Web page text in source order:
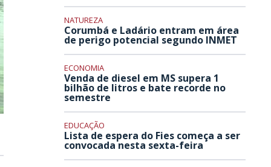
NATUREZA
Corumbá e Ladário entram em área
de perigo potencial segundo INMET
ECONOMIA
Venda de diesel em MS supera 1
bilhão de litros e bate recorde no
semestre
EDUCAÇÃO
Lista de espera do Fies começa a ser
convocada nesta sexta-feira